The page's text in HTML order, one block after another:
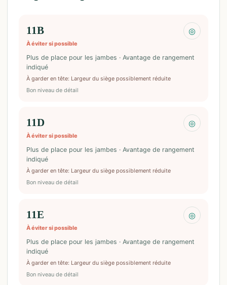
11B
À éviter si possible
◎
Plus de place pour les jambes · Avantage de rangement
indiqué
À garder en tête: Largeur du siège possiblement réduite
Bon niveau de détail
11D
À éviter si possible
◎
Plus de place pour les jambes · Avantage de rangement
indiqué
À garder en tête: Largeur du siège possiblement réduite
Bon niveau de détail
11E
À éviter si possible
◎
Plus de place pour les jambes · Avantage de rangement
indiqué
À garder en tête: Largeur du siège possiblement réduite
Bon niveau de détail